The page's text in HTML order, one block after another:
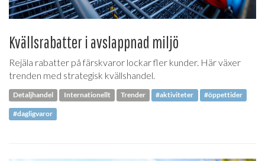
Kvällsrabatter i avslappnad miljö
Rejäla rabatter på färskvaror lockar fler kunder. Här växer
trenden med strategisk kvällshandel.
Detaljhandel Internationellt Trender #aktiviteter #öppettider
#dagligvaror